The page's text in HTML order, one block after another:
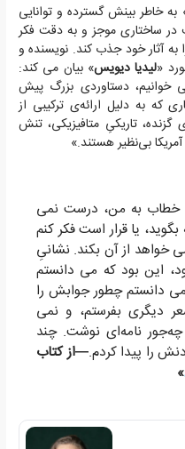
به خاطر بینش گسترده و توانایی
در ساختاری موجز و به دقت فکر
به آثار خود جذب کند. نویسنده و
«لیدیا دیویس» بیان می کند:
خوانیم، دستاوردی بزرگ پیش
که به دلیل ارائه‌ی ترکیبی از
تاریکیِ متافیزیکی، تنش
بی‌نظیر هستند.»
خطاب به من، درست نمی
یا قرار است فکر کنم
خواهد از آن بکند. نشانیِ
این بود که می دانستم
دانستم چطور جوابش را
دیگری بفرستم، و نمی
نامه‌ای نوشت. چند
را پیدا کردم.—از کتاب
»